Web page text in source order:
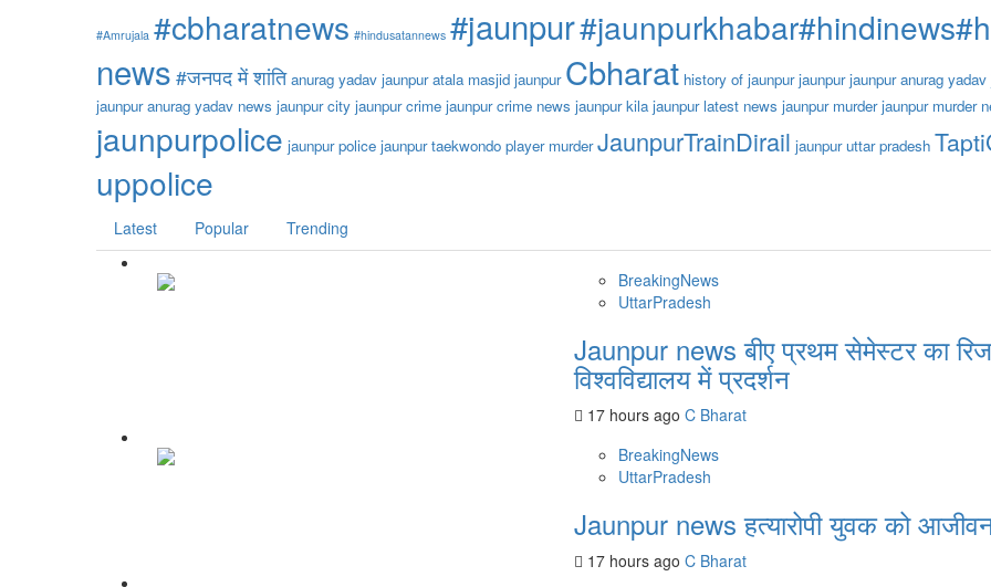
#Amrujala #cbharatnews #hindusatannews #jaunpur
news #जनपद में शांति anurag yadav jaunpur atala masjid jaunpur Cbharat history of jaunpur jaunpur jaunpur anurag yadav
jaunpur anurag yadav news jaunpur city jaunpur crime jaunpur crime news jaunpur kila jaunpur latest news jaunpur murder jaunpur murder
jaunpurpolice jaunpur police jaunpur taekwondo player murder JaunpurTrainDirail jaunpur uttar pradesh
uppolice
Latest Popular Trending
BreakingNews
UttarPradesh
Jaunpur news बीए प्रथम सेमेस्टर का
विश्वविद्यालय में प्रदर्शन
17 hours ago C Bharat
BreakingNews
UttarPradesh
Jaunpur news हत्यारोपी युवक को
17 hours ago C Bharat